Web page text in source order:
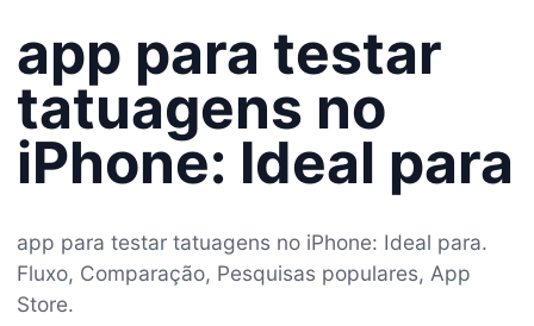
app para testar
tatuagens no
iPhone: Ideal para
app para testar tatuagens no iPhone: Ideal para.
Fluxo, Comparação, Pesquisas populares, App
Store.